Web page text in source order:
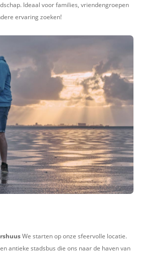
Ideaal voor families, vriendengroepen
ervaring zoeken!
We starten op onze sfeervolle locatie.
antieke stadsbus die ons naar de haven van